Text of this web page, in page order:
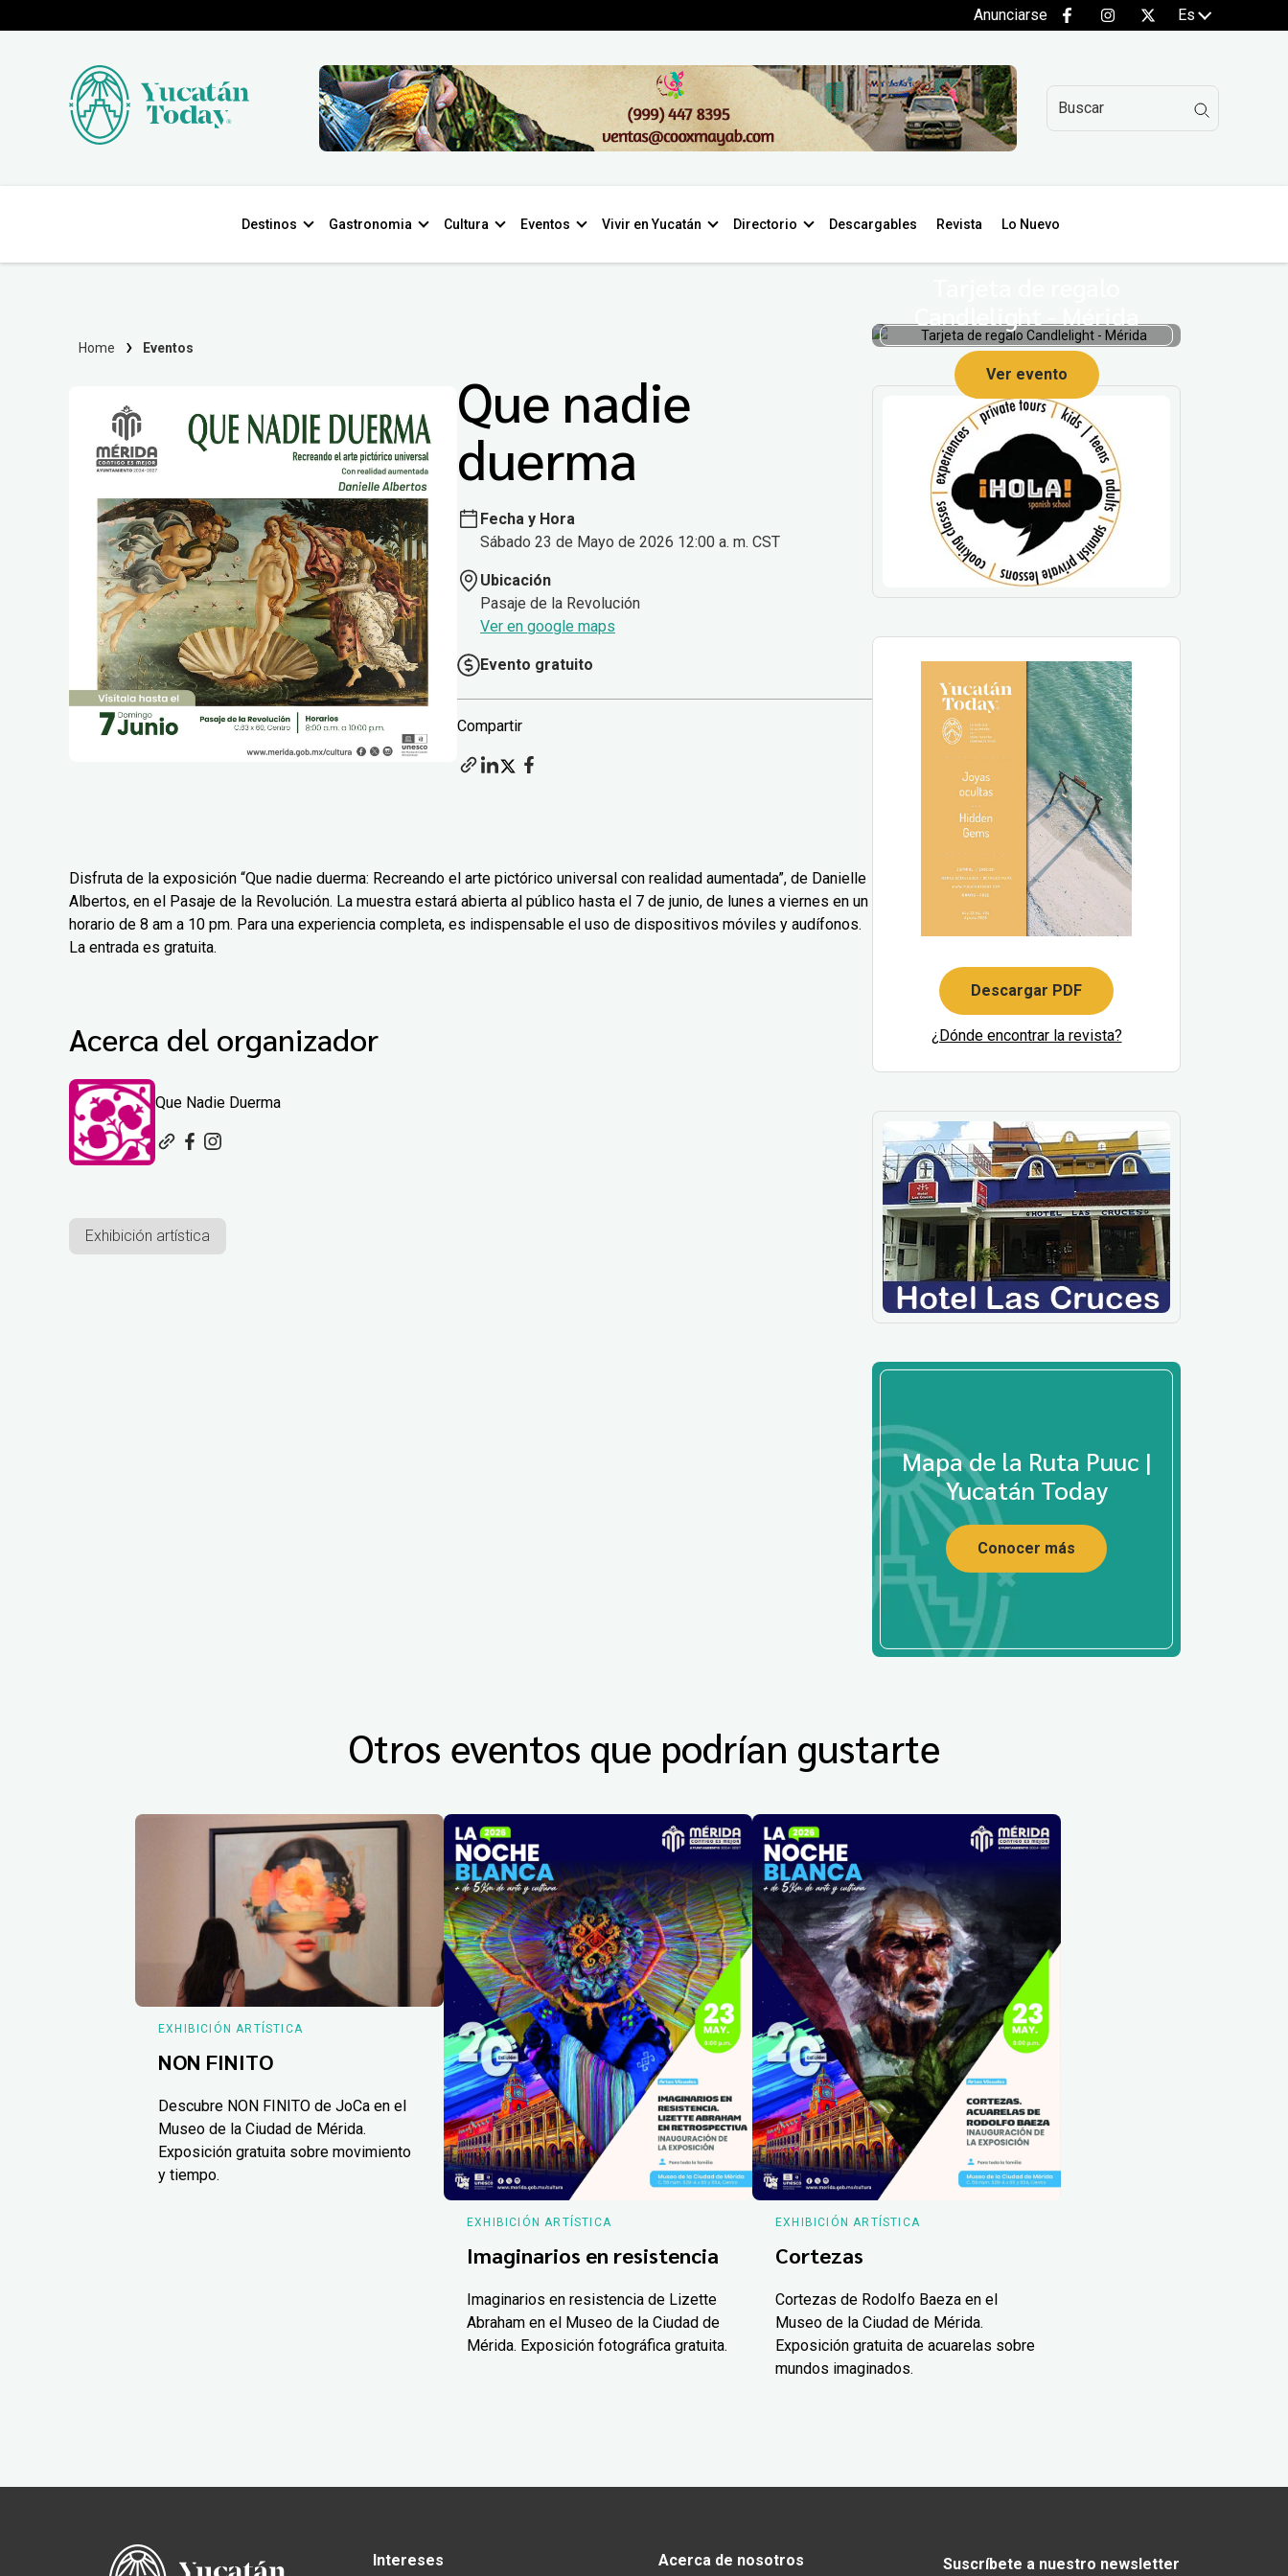
Anunciarse Es
Destinos Gastronomia Cultura Eventos Vivir en Yucatán Directorio Descargables Revista Lo Nuevo
Home Eventos
Que nadie
duerma
Fecha y Hora
Sábado 23 de Mayo de 2026 12:00 a. m. CST
Ubicación
Pasaje de la Revolución
Ver en google maps
Evento gratuito
Compartir
Disfruta de la exposición “Que nadie duerma: Recreando el arte pictórico universal con realidad aumentada”, de Danielle
Albertos, en el Pasaje de la Revolución. La muestra estará abierta al público hasta el 7 de junio, de lunes a viernes en un
horario de 8 am a 10 pm. Para una experiencia completa, es indispensable el uso de dispositivos móviles y audífonos.
La entrada es gratuita.
Acerca del organizador
Que Nadie Duerma
Exhibición artística
Candlelight - Mérida
Ver evento
Descargar PDF
¿Dónde encontrar la revista?
Mapa de la Ruta Puuc |
Yucatán Today
Conocer más
Otros eventos que podrían gustarte
EXHIBICIÓN ARTÍSTICA
NON FINITO
Descubre NON FINITO de JoCa en el
Museo de la Ciudad de Mérida.
Exposición gratuita sobre movimiento
y tiempo.
EXHIBICIÓN ARTÍSTICA
Imaginarios en resistencia
Imaginarios en resistencia de Lizette
Abraham en el Museo de la Ciudad de
Mérida. Exposición fotográfica gratuita.
EXHIBICIÓN ARTÍSTICA
Cortezas
Cortezas de Rodolfo Baeza en el
Museo de la Ciudad de Mérida.
Exposición gratuita de acuarelas sobre
mundos imaginados.
Intereses Acerca de nosotros Suscríbete a nuestro newsletter